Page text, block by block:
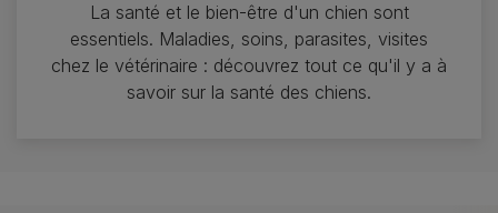
La santé et le bien-être d'un chien sont
essentiels. Maladies, soins, parasites, visites
chez le vétérinaire : découvrez tout ce qu'il y a à
savoir sur la santé des chiens.